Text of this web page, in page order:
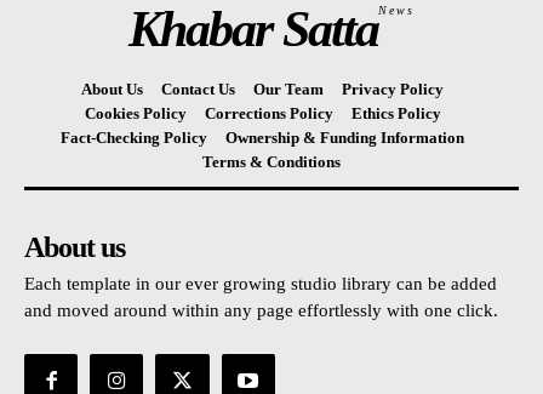
Khabar SattaNews
About Us Contact Us Our Team
Privacy Policy
Cookies Policy
Corrections Policy
Ethics Policy
Fact-Checking Policy
Ownership & Funding Information
Terms & Conditions
About us
Each template in our ever growing studio library can be added
and moved around within any page effortlessly with one click.